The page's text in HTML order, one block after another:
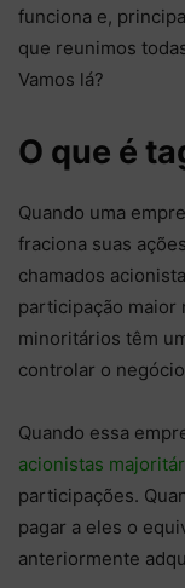
funciona e,
que reunimos
Vamos lá?
O que é
Quando uma
fraciona suas
chamados
participação maior
minoritários têm
controlar o
Quando essa
acionistas
participações.
pagar a eles o
anteriormente